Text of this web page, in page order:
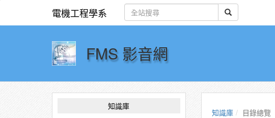
電機工程學系
FMS 影音網
知識庫
知識庫 目錄總覽